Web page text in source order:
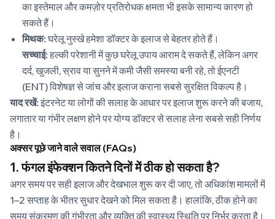
का इस्तेमाल और कमज़ोर प्रतिरोधक क्षमता भी इसके सामान्य कारण हो
सकते हैं।
मिथक: घरेलू नुस्खे हमेशा डॉक्टर के इलाज से बेहतर होते हैं।
सच्चाई: हल्की परेशानी में कुछ घरेलू उपाय आराम दे सकते हैं, लेकिन अगर
दर्द, खुजली, स्राव या सुनने में कमी जैसी समस्या बनी रहे, तो ईएनटी
(ENT) विशेषज्ञ से जांच और इलाज कराना सबसे सुरक्षित विकल्प है।
याद रखें: इंटरनेट या लोगों की सलाह के आधार पर इलाज शुरू करने की बजाय,
लगातार या गंभीर लक्षण होने पर योग्य डॉक्टर से सलाह लेना सबसे सही निर्णय
है।
अक्सर पूछे जाने वाले सवाल (FAQs)
1. फंगल इंफेक्शन कितने दिनों में ठीक हो सकता है?
अगर समय पर सही इलाज और देखभाल शुरू कर दी जाए, तो अधिकांश मामलों में
1–2 सप्ताह के भीतर सुधार देखने को मिल सकता है। हालांकि, ठीक होने का
समय संक्रमण की गंभीरता और व्यक्ति की स्वास्थ्य स्थिति पर निर्भर करता है।